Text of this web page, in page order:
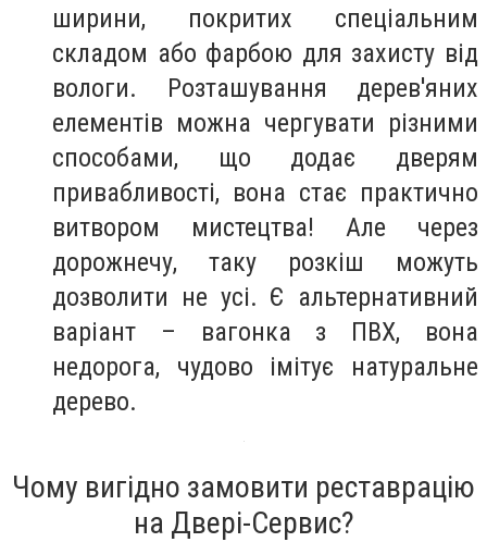
ширини, покритих спеціальним
складом або фарбою для захисту від
вологи. Розташування дерев'яних
елементів можна чергувати різними
способами, що додає дверям
привабливості, вона стає практично
витвором мистецтва! Але через
дорожнечу, таку розкіш можуть
дозволити не усі. Є альтернативний
варіант – вагонка з ПВХ, вона
недорога, чудово імітує натуральне
дерево.
Чому вигідно замовити реставрацію
на Двері-Сервис?